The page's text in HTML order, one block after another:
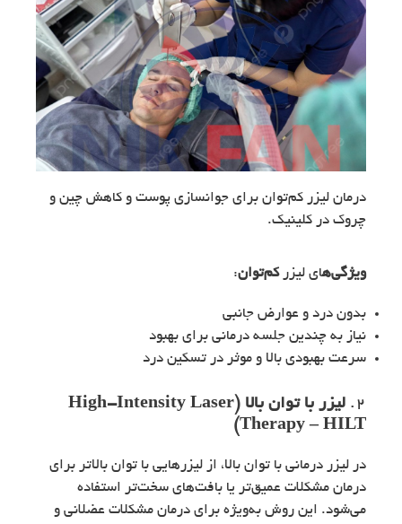
درمان لیزر کم‌توان برای جوانسازی پوست و کاهش چین و
چروک در کلینیک.
ویژگی‌های لیزرکم‌توان:
بدون درد و عوارض جانبی
نیاز به چندین جلسه درمانی برای بهبود
سرعت بهبودی بالا و موثر در تسکین درد
2.
لیزر با توان بالا (High-Intensity Laser
Therapy – HILT)
در لیزر درمانی با توان بالا، از لیزرهایی با توان بالاتر برای
درمان مشکلات عمیق‌تر یا بافت‌های سخت‌تر استفاده
می‌شود. این روش به‌ویژه برای درمان مشکلات عضلانی و